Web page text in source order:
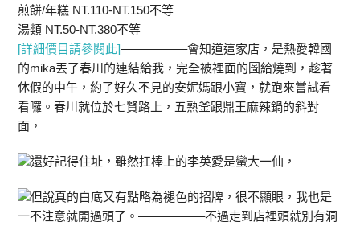
煎餅/年糕 NT.110-NT.150不等
湯類 NT.50-NT.380不等
[詳細價目請參閱此]—————–會知道這家店，是熱愛韓國
的mika丟了春川的連結給我，完全被裡面的圖給燒到，趁著
休假的中午，約了好久不見的安妮媽跟小寶，就跑來嘗試看
看囉。春川就位於七賢路上，五熟釜跟鼎王麻辣鍋的斜對
面，
還好記得住址，雖然扛棒上的李英愛是蠻大一仙，
但說真的白底又有點略為褪色的招牌，很不顯眼，我也是
一不注意就開過頭了。—————–不過走到店裡頭就別有洞